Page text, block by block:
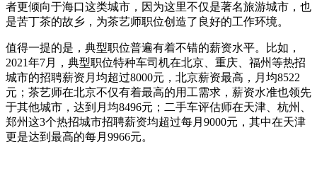
者更倾向于海口这类城市，因为这里不仅是著名旅游城市，也
是苦丁茶的故乡，为茶艺师职位创造了良好的工作环境。
值得一提的是，典型职位普遍有着不错的薪资水平。比如，
2021年7月，典型职位特种车司机在北京、重庆、福州等热招
城市的招聘薪资月均超过8000元，北京薪资最高，月均8522
元；茶艺师在北京不仅有着最高的用工需求，薪资水准也领先
于其他城市，达到月均8496元；二手车评估师在天津、杭州、
郑州这3个热招城市招聘薪资均超过每月9000元，其中在天津
更是达到最高的每月9966元。